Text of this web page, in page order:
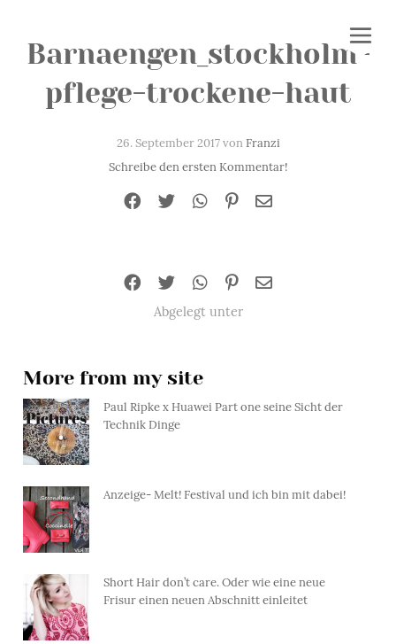
Barnaengen_stockholm-
pflege-trockene-haut
26. September 2017 vonFranzi
Schreibe den ersten Kommentar!
Abgelegt unter
More from my site
Paul Ripke x Huawei Part one seine Sicht der
Technik Dinge
Anzeige- Melt! Festival und ich bin mit dabei!
Short Hair don’t care. Oder wie eine neue
Frisur einen neuen Abschnitt einleitet